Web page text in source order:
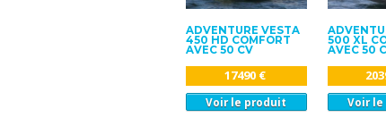
ADVENTURE VESTA
450 HD COMFORT
AVEC 50 CV
17490 €
Voir le produit
500 XL
AVEC 50
Voir